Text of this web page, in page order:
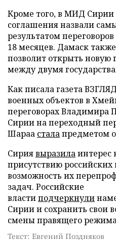
Кроме того, в МИД Сирии
соглашения назвали
результатом
18 месяцев. Дамаск
позволит открыть новую
между двумя
Как писала газета
военных объектов в
переговорах Владимира
Сирии на переходный
Шараа сталапредметом
Сириявыразилаинтерес
присутствию
возможность их
задач. Российские
властиподчеркнули
Сирии и сохранить свои
смены правящего
Текст: Евгений Поздняков